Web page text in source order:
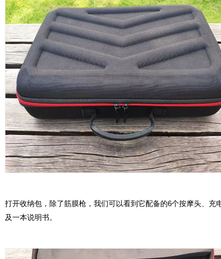
打开收纳包，除了筋膜枪，我们可以看到它配备的6个按摩头、充
及一本说明书。